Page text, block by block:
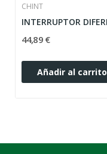
CHINT
44,89 €
Añadir al carrito